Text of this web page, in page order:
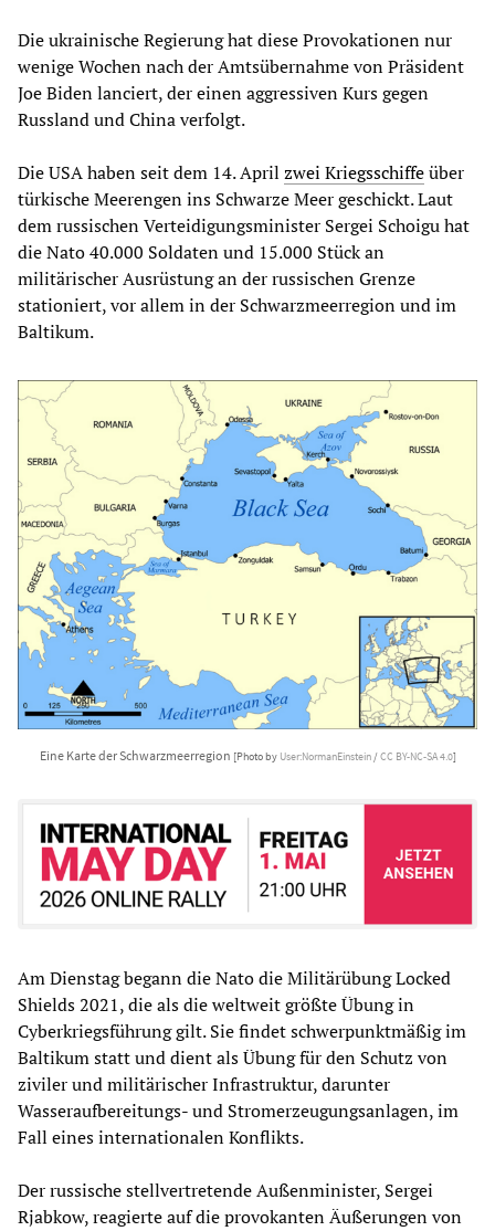
Die ukrainische Regierung hat diese Provokationen nur
wenige Wochen nach der Amtsübernahme von Präsident
Joe Biden lanciert, der einen aggressiven Kurs gegen
Russland und China verfolgt.
Die USA haben seit dem 14. April zwei Kriegsschiffeüber
türkische Meerengen ins Schwarze Meer geschickt. Laut
dem russischen Verteidigungsminister Sergei Schoigu hat
die Nato 40.000 Soldaten und 15.000 Stück an
militärischer Ausrüstung an der russischen Grenze
stationiert, vor allem in der Schwarzmeerregion und im
Baltikum.
Eine Karte der Schwarzmeerregion [Photo by User:NormanEinstein/CC BY-NC-SA 4.0]
Am Dienstag begann die Nato die Militärübung Locked
Shields 2021, die als die weltweit größte Übung in
Cyberkriegsführung gilt. Sie findet schwerpunktmäßig im
Baltikum statt und dient als Übung für den Schutz von
ziviler und militärischer Infrastruktur, darunter
Wasseraufbereitungs- und Stromerzeugungsanlagen, im
Fall eines internationalen Konflikts.
Der russische stellvertretende Außenminister, Sergei
Rjabkow, reagierte auf die provokanten Äußerungen von